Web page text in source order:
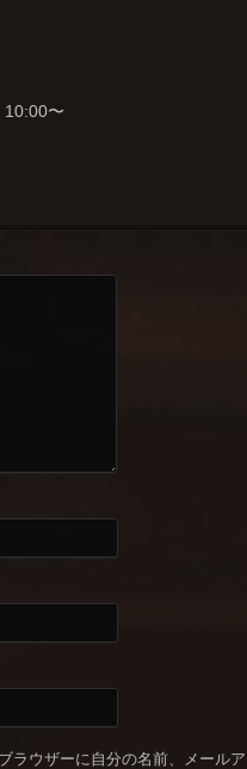
〜
ラウザーに自分の名前、メール